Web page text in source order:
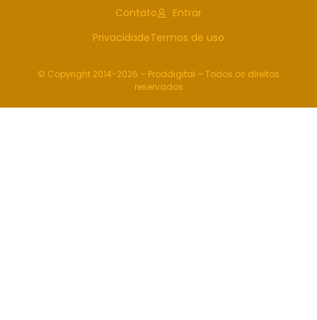
Contato
Entrar
PrivacidadeTermos de uso
© Copyright 2014-2026 – Proddigital – Todos os direitos
reservados